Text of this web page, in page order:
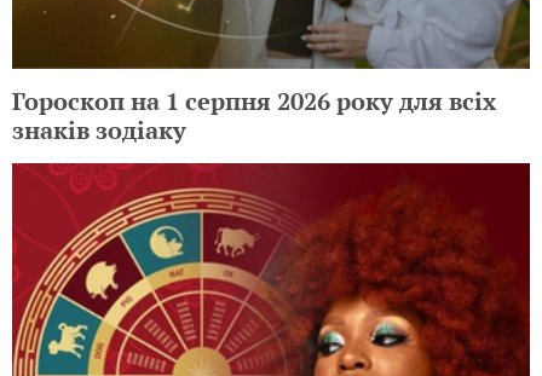
Гороскоп на 1 серпня 2026 року для всіх
знаків зодіаку